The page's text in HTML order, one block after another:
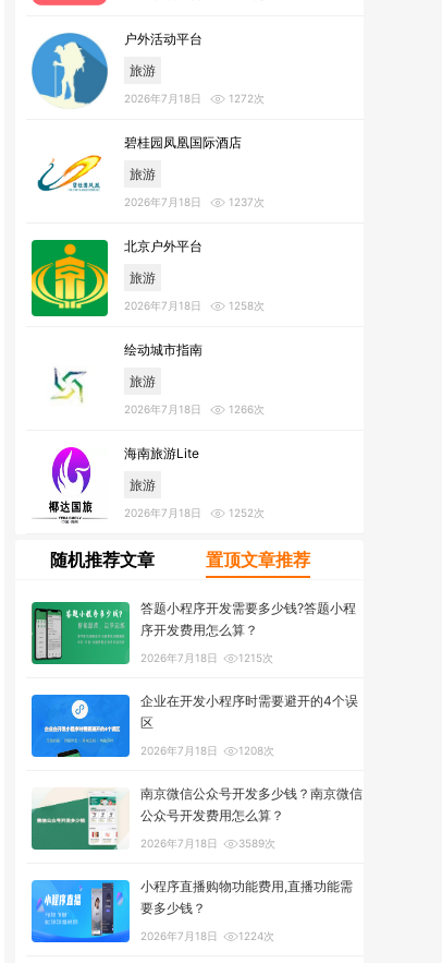
户外活动平台
旅游
2026年7月18日 1272次
碧桂园凤凰国际酒店
旅游
2026年7月18日 1237次
北京户外平台
旅游
2026年7月18日 1258次
绘动城市指南
旅游
2026年7月18日 1266次
海南旅游Lite
旅游
2026年7月18日 1252次
随机推荐文章 置顶文章推荐
答题小程序开发需要多少钱?答题小程
序开发费用怎么算？
2026年7月18日 1215次
企业在开发小程序时需要避开的4个误
区
2026年7月18日 1208次
南京微信公众号开发多少钱？南京微信
公众号开发费用怎么算？
2026年7月18日 3589次
小程序直播购物功能费用,直播功能需
要多少钱？
2026年7月18日 1224次